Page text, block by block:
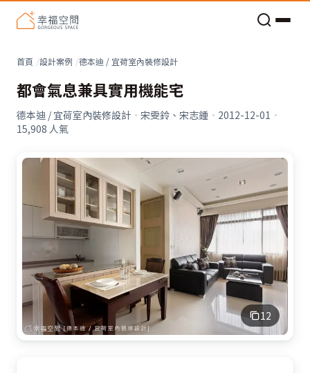
首頁 設計案例 德本迪 / 宜荷室內裝修設計
都會氣息兼具實用機能宅
德本迪 / 宜荷室內裝修設計 · 宋雯鈴、宋志鍾 · 2012-12-01 ·
15,908 人氣
12